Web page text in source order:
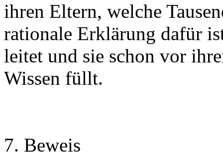
ihren Eltern, welche
rationale Erklärung dafür
leitet und sie schon vor
Wissen füllt.
7. Beweis